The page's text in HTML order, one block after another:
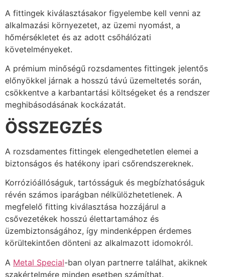
A fittingek kiválasztásakor figyelembe kell venni az
alkalmazási környezetet, az üzemi nyomást, a
hőmérsékletet és az adott csőhálózati
követelményeket.
A prémium minőségű rozsdamentes fittingek jelentős
előnyökkel járnak a hosszú távú üzemeltetés során,
csökkentve a karbantartási költségeket és a rendszer
meghibásodásának kockázatát.
ÖSSZEGZÉS
A rozsdamentes fittingek elengedhetetlen elemei a
biztonságos és hatékony ipari csőrendszereknek.
Korrózióállóságuk, tartósságuk és megbízhatóságuk
révén számos iparágban nélkülözhetetlenek. A
megfelelő fitting kiválasztása hozzájárul a
csővezetékek hosszú élettartamához és
üzembiztonságához, így mindenképpen érdemes
körültekintően dönteni az alkalmazott idomokról.
A Metal Special-ban olyan partnerre találhat, akiknek
szakértelmére minden esetben számíthat.